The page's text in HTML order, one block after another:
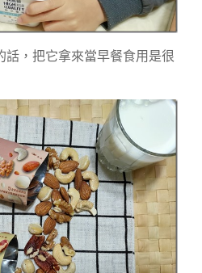
話，把它拿來當早餐食用是很